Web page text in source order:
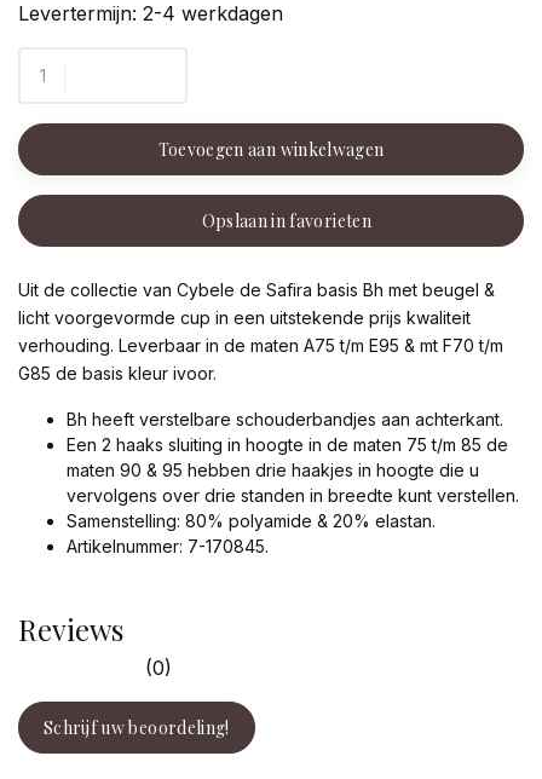
Levertermijn: 2-4 werkdagen
Toevoegen aan winkelwagen
Opslaan in favorieten
Uit de collectie van Cybele de Safira basis Bh met beugel &
licht voorgevormde cup in een uitstekende prijs kwaliteit
verhouding. Leverbaar in de maten A75 t/m E95 & mt F70 t/m
G85 de basis kleur ivoor.
Bh heeft verstelbare schouderbandjes aan achterkant.
Een 2 haaks sluiting in hoogte in de maten 75 t/m 85 de
maten 90 & 95 hebben drie haakjes in hoogte die u
vervolgens over drie standen in breedte kunt verstellen.
Samenstelling: 80% polyamide & 20% elastan.
Artikelnummer: 7-170845.
Reviews
(0)
Schrijf uw beoordeling!